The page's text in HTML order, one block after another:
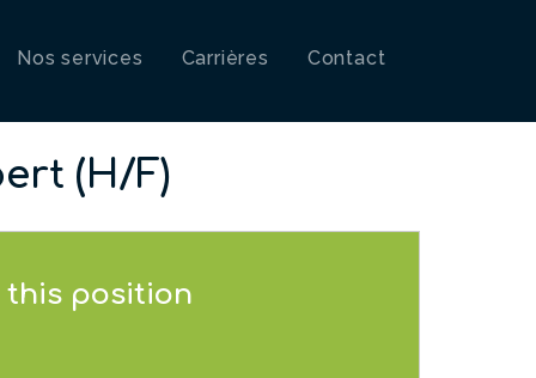
Nos services Carrières Contact
(H/F)
position